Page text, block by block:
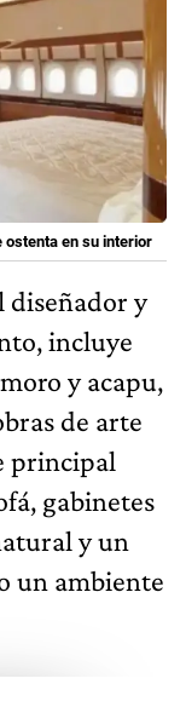
ostenta en su interior
diseñador y
incluye
y acapu,
de arte
principal
gabinetes
y un
un ambiente